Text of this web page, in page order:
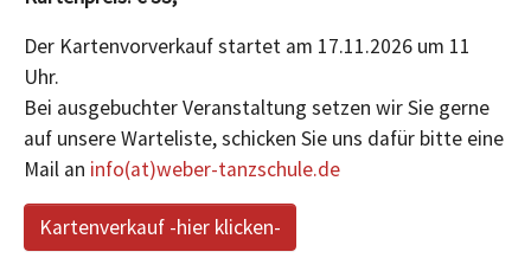
Der Kartenvorverkauf startet am 17.11.2026 um 11
Uhr.
Bei ausgebuchter Veranstaltung setzen wir Sie gerne
auf unsere Warteliste, schicken Sie uns dafür bitte eine
Mail an info(at)weber-tanzschule.de
Kartenverkauf -hier klicken-